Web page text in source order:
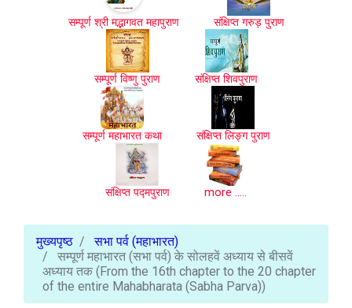
सम्पूर्ण श्री मद्भागवत महापुराण संक्षिप्त गरुड़ पुराण
सम्पूर्ण विष्णु पुराण संक्षिप्त शिवपुराण
सम्पूर्ण महाभारत कथा संक्षिप्त लिङ्ग पुराण
संक्षिप्त पद्मपुराण more .....
मुख्यपृष्ठ
सभा पर्व (महाभारत)
सम्पूर्ण महाभारत (सभा पर्व) के सोलहवें अध्याय से बीसवें
अध्याय तक (From the 16th chapter to the 20 chapter
of the entire Mahabharata (Sabha Parva))